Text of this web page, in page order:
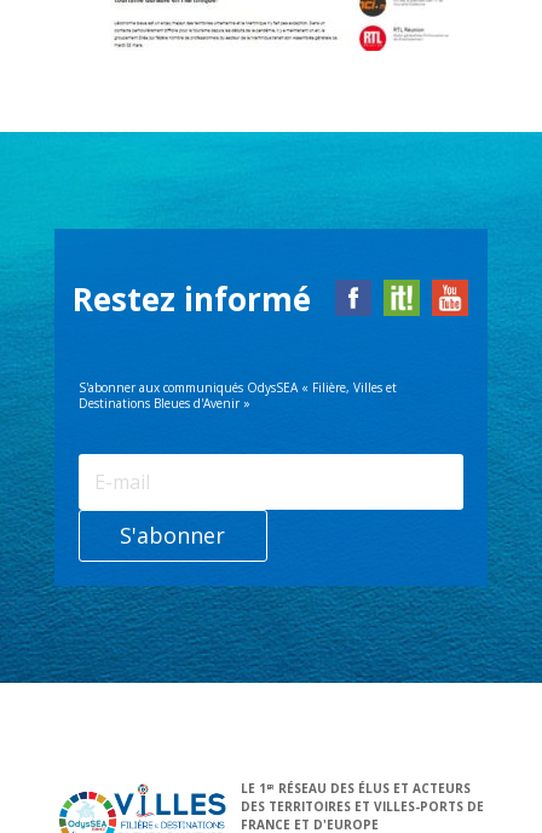
Restez informé
S'abonner aux communiqués OdysSEA « Filière, Villes et
Destinations Bleues d'Avenir »
S'abonner
LE 1 ER
RÉSEAU DES ÉLUS ET ACTEURS
DES TERRITOIRES ET VILLES-PORTS DE
FRANCE ET D'EUROPE